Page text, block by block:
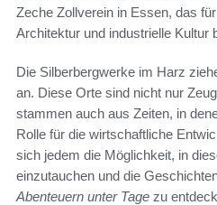
Zeche Zollverein in Essen, das
Architektur und industrielle Kultur
Die Silberbergwerke im Harz
an. Diese Orte sind nicht nur
stammen auch aus Zeiten, in
Rolle für die wirtschaftliche
sich jedem die Möglichkeit, in
einzutauchen und die
Abenteuern unter Tage zu